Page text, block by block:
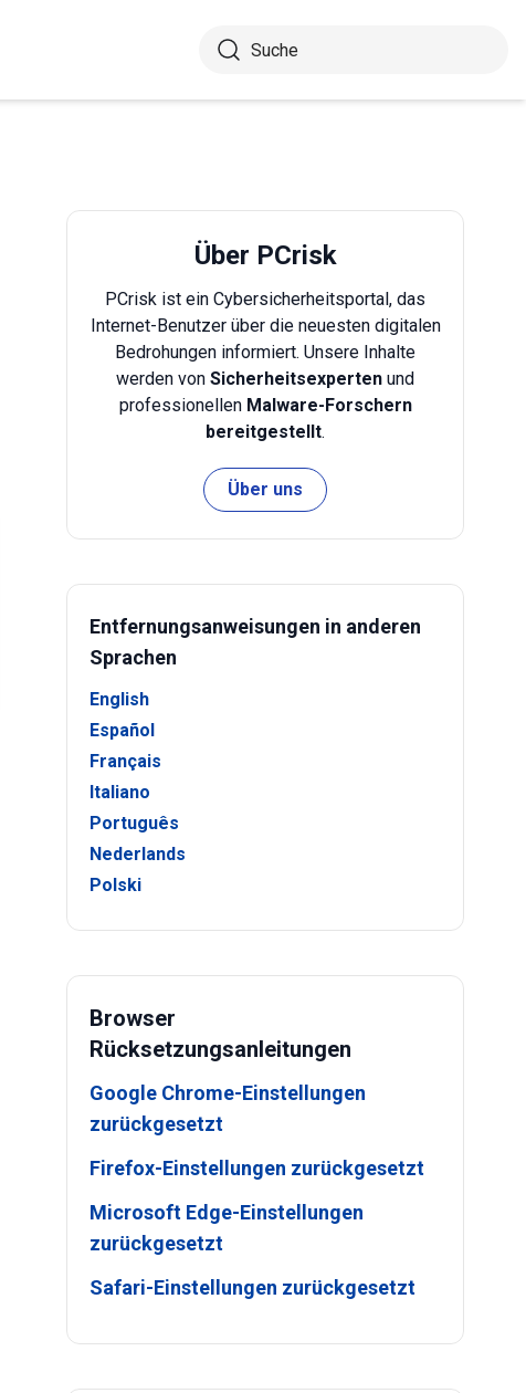
Über PCrisk
PCrisk ist ein Cybersicherheitsportal, das
Internet-Benutzer über die neuesten digitalen
Bedrohungen informiert. Unsere Inhalte
werden von Sicherheitsexperten und
professionellen Malware-Forschern
bereitgestellt.
Über uns
Entfernungsanweisungen in anderen
Sprachen
English
Español
Français
Italiano
Português
Nederlands
Polski
Browser
Rücksetzungsanleitungen
Google Chrome-Einstellungen
zurückgesetzt
Firefox-Einstellungen zurückgesetzt
Microsoft Edge-Einstellungen
zurückgesetzt
Safari-Einstellungen zurückgesetzt